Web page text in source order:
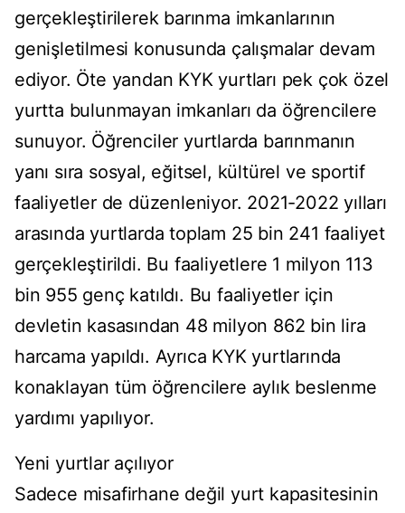
gerçekleştirilerek barınma imkanlarının
genişletilmesi konusunda çalışmalar devam
ediyor. Öte yandan KYK yurtları pek çok özel
yurtta bulunmayan imkanları da öğrencilere
sunuyor. Öğrenciler yurtlarda barınmanın
yanı sıra sosyal, eğitsel, kültürel ve sportif
faaliyetler de düzenleniyor. 2021-2022 yılları
arasında yurtlarda toplam 25 bin 241 faaliyet
gerçekleştirildi. Bu faaliyetlere 1 milyon 113
bin 955 genç katıldı. Bu faaliyetler için
devletin kasasından 48 milyon 862 bin lira
harcama yapıldı. Ayrıca KYK yurtlarında
konaklayan tüm öğrencilere aylık beslenme
yardımı yapılıyor.
Yeni yurtlar açılıyor
Sadece misafirhane değil yurt kapasitesinin